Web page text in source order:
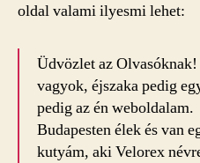
oldal valami ilyesmi lehet:
Üdvözlet az
vagyok, éjszaka pedig
pedig az én weboldalam.
Budapesten élek és van
kutyám, aki Velorex